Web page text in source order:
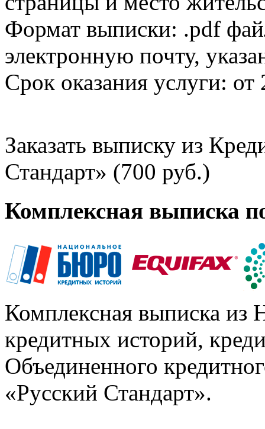
Формат выписки: .pdf
электронную почту,
Срок оказания услуги: от
Заказать выписку из
Стандарт» (700 руб.)
Комплексная выписка
Комплексная выписка из
кредитных историй,
Объединенного
«Русский Стандарт».